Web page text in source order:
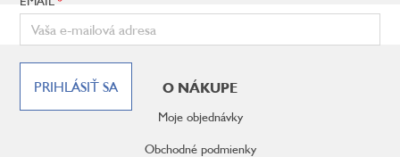
PRIHLÁSIŤ SA O NÁKUPE
Moje objednávky
Obchodné podmienky